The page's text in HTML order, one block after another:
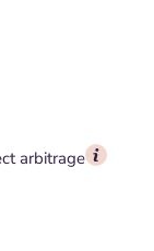
arbitrage